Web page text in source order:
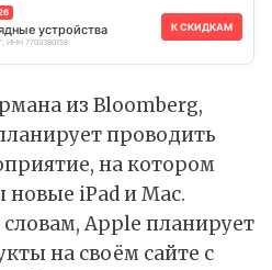
устройства
ИНН 7703380158
К СКИДКАМ
из Bloomberg,
проводить
на котором
новые iPad и Mac.
словам, Apple планирует
на своём сайте с